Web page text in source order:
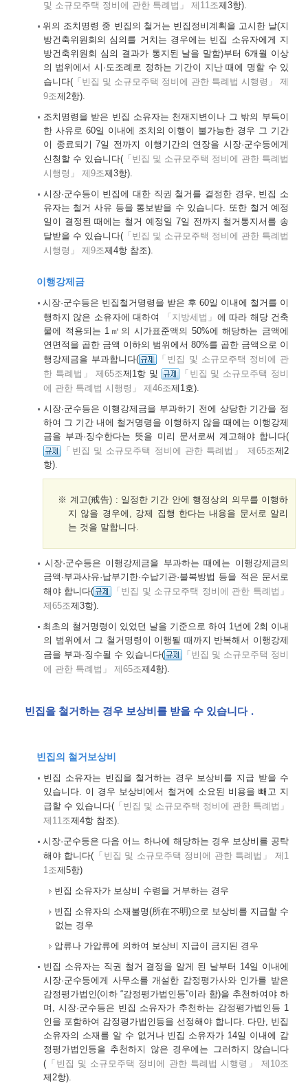
및 소규모주택 정비에 관한 특례법」 제11조제3항).
위의 조치명령 중 빈집의 철거는 빈집정비계획을 고시한 날(지
방건축위원회의 심의를 거치는 경우에는 빈집 소유자에게 지
방건축위원회 심의 결과가 통지된 날을 말함)부터 6개월 이상
의 범위에서 시·도조례로 정하는 기간이 지난 때에 명할 수 있
습니다(「빈집 및 소규모주택 정비에 관한 특례법 시행령」 제
9조제2항).
조치명령을 받은 빈집 소유자는 천재지변이나 그 밖의 부득이
한 사유로 60일 이내에 조치의 이행이 불가능한 경우 그 기간
이 종료되기 7일 전까지 이행기간의 연장을 시장·군수등에게
신청할 수 있습니다(「빈집 및 소규모주택 정비에 관한 특례법
시행령」 제9조제3항).
시장·군수등이 빈집에 대한 직권 철거를 결정한 경우, 빈집 소
유자는 철거 사유 등을 통보받을 수 있습니다. 또한 철거 예정
일이 결정된 때에는 철거 예정일 7일 전까지 철거통지서를 송
달받을 수 있습니다(「빈집 및 소규모주택 정비에 관한 특례법
시행령」 제9조제4항 참조).
이행강제금
시장·군수등은 빈집철거명령을 받은 후 60일 이내에 철거를 이
행하지 않은 소유자에 대하여
「지방세법」 에 따라 해당 건축
물에 적용되는 1㎡의 시가표준액의 50%에 해당하는 금액에
연면적을 곱한 금액 이하의 범위에서 80%를 곱한 금액으로 이
행강제금을 부과합니다(
「빈집 및 소규모주택 정비에 관
한 특례법」 제65조제1항 및
「빈집 및 소규모주택 정비
에 관한 특례법 시행령」 제46조제1호).
시장·군수등은 이행강제금을 부과하기 전에 상당한 기간을 정
하여 그 기간 내에 철거명령을 이행하지 않을 때에는 이행강제
금을 부과·징수한다는 뜻을 미리 문서로써 계고해야 합니다(
「빈집 및 소규모주택 정비에 관한 특례법」 제65조제2
항).
※ 계고(戒告) : 일정한 기간 안에 행정상의 의무를 이행하
지 않을 경우에, 강제 집행 한다는 내용을 문서로 알리
는 것을 말합니다.
시장·군수등은 이행강제금을 부과하는 때에는 이행강제금의
금액·부과사유·납부기한·수납기관·불복방법 등을 적은 문서로
해야 합니다(
「빈집 및 소규모주택 정비에 관한 특례법」
제65조제3항).
최초의 철거명령이 있었던 날을 기준으로 하여 1년에 2회 이내
의 범위에서 그 철거명령이 이행될 때까지 반복해서 이행강제
금을 부과·징수될 수 있습니다(
「빈집 및 소규모주택 정비
에 관한 특례법」 제65조제4항).
빈집을 철거하는 경우 보상비를 받을 수 있습니다 .
빈집의 철거보상비
빈집 소유자는 빈집을 철거하는 경우 보상비를 지급 받을 수
있습니다. 이 경우 보상비에서 철거에 소요된 비용을 빼고 지
급할 수 있습니다(「빈집 및 소규모주택 정비에 관한 특례법」
제11조제4항 참조).
시장·군수등은 다음 어느 하나에 해당하는 경우 보상비를 공탁
해야 합니다( 「빈집 및 소규모주택 정비에 관한 특례법」 제1
1조제5항)
빈집 소유자가 보상비 수령을 거부하는 경우
빈집 소유자의 소재불명(所在不明)으로 보상비를 지급할 수
없는 경우
압류나 가압류에 의하여 보상비 지급이 금지된 경우
빈집 소유자는 직권 철거 결정을 알게 된 날부터 14일 이내에
시장·군수등에게 사무소를 개설한 감정평가사와 인가를 받은
감정평가법인(이하 “감정평가법인등”이라 함)을 추천하여야 하
며, 시장·군수등은 빈집 소유자가 추천하는 감정평가법인등 1
인을 포함하여 감정평가법인등을 선정해야 합니다. 다만, 빈집
소유자의 소재를 알 수 없거나 빈집 소유자가 14일 이내에 감
정평가법인등을 추천하지 않은 경우에는 그러하지 않습니다
(「빈집 및 소규모주택 정비에 관한 특례법 시행령」 제10조
제2항).